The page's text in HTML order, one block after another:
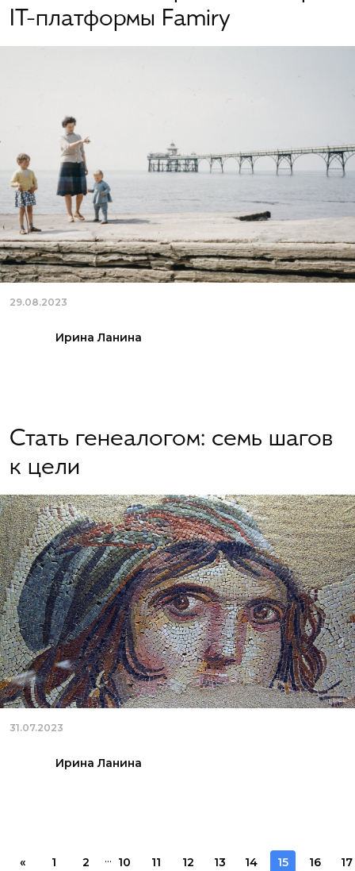
IT-платформы Famiry
29.08.2023
Ирина Ланина
Стать генеалогом: семь шагов
к цели
31.07.2023
Ирина Ланина
« 1 2 ... 10 11 12 13 14 15 16 17